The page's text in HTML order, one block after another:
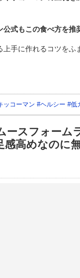
公式もこの食べ方を推
手に作れるコツをふ
ッコーマン #ヘルシー #低
ースフォー
感高めなのに